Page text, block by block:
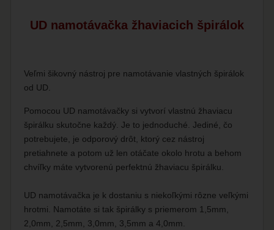
UD namotávačka žhaviacich špirálok
Veľmi šikovný nástroj pre namotávanie vlastných špirálok
od UD.
Pomocou UD namotávačky si vytvorí vlastnú žhaviacu
špirálku skutočne každý. Je to jednoduché. Jediné, čo
potrebujete, je odporový drôt, ktorý cez nástroj
pretiahnete a potom už len otáčate okolo hrotu a behom
chvíľky máte vytvorenú perfektnú žhaviacu špirálku.
UD namotávačka je k dostaniu s niekoľkými rôzne veľkými
hrotmi. Namotáte si tak špirálky s priemerom 1,5mm,
2,0mm, 2,5mm, 3,0mm, 3,5mm a 4,0mm.